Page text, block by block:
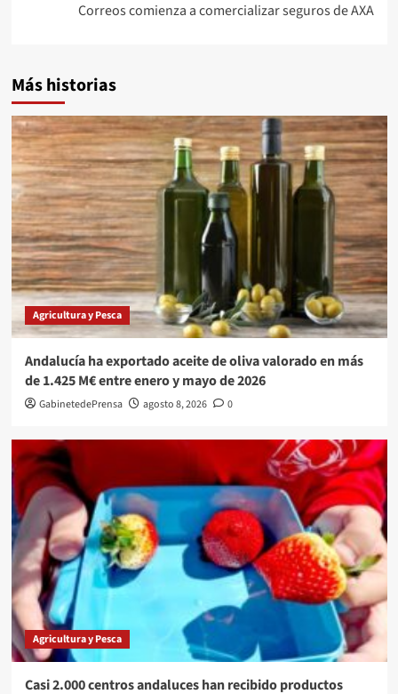
Correos comienza a comercializar seguros de AXA
Más historias
Agricultura y Pesca
Andalucía ha exportado aceite de oliva valorado en más
de 1.425 M€ entre enero y mayo de 2026
GabinetedePrensa agosto 8, 2026 0
Agricultura y Pesca
Casi 2.000 centros andaluces han recibido productos